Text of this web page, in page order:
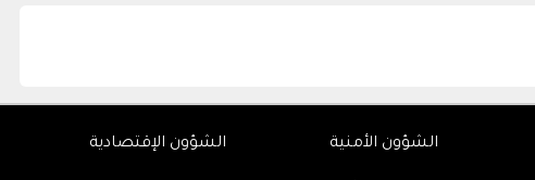
الشؤون الأمنية الشؤون الإقتصادية